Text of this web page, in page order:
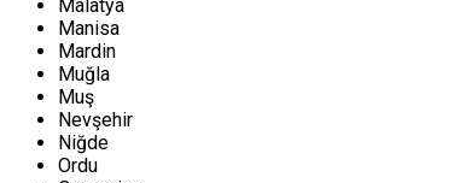
Malatya
Manisa
Mardin
Muğla
Muş
Nevşehir
Niğde
Ordu